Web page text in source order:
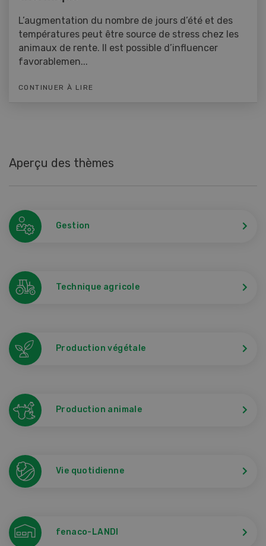
L’augmentation du nombre de jours d’été et des
températures peut être source de stress chez les
animaux de rente. Il est possible d’influencer
favorablemen...
CONTINUER À LIRE
Aperçu des thèmes
Gestion
Technique agricole
Production végétale
Production animale
Vie quotidienne
fenaco-LANDI